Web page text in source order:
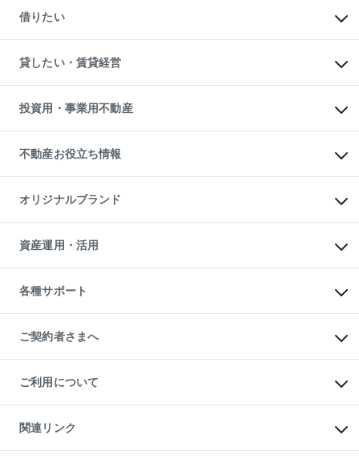
中古一戸建ての購入
不動産購入の流れ
注目キーワード物件特集
購入ガイド
English 繁体中文簡体中文
一戸建ての売却・査定
土地の売却・査定
スピードAI査定
不動産査定について
不動産売却の流れ
不動産買換えの流れ
売却ガイド
借りたい
オフィス・店舗の賃貸
借りるときの流れ
借りるガイド
貸したい・賃貸経営
マンション賃料データ
賃貸管理プラン
リロケーションについて
貸すガイド
投資用・事業用不動産
事業用不動産
マンション投資
投資用マンション
アパート経営
収益物件
ビル購入（ビル一棟）
投資用不動産の売却査定
事業用不動産の売却査定
不動産お役立ち情報
マンションライブラリー
人気マンションランキング
暮らしに役立つ不動産メディア
不動産相場・不動産価格情報
不動産コラム・ニュース
不動産用語集
不動産なんでもネット相談室
住まいの税金
オリジナルブランド
一棟リノベーションマンション
L`GENTE（ルジェンテ）
区分リノベーションマンション
投資用一棟レジデンスWELL
不動産小口投資
LEGACIA（レガシア）
資産運用・活用
不動産M&A
アセットマネジメント・出資
各種サポート
相続サポート
リフォームサポート
ご契約者さまへ
ご紹介・再契約特典
入居者様専用-各種ご案内（賃貸）
東急こすもす会「こすもすWeb」
ご利用について
金融商品取引について
東急リバブル ソーシャルメディアポリシー
ご意見・お問い合わせ（金融商品取引専用の相談・お問い合わせ窓口）
関連リンク